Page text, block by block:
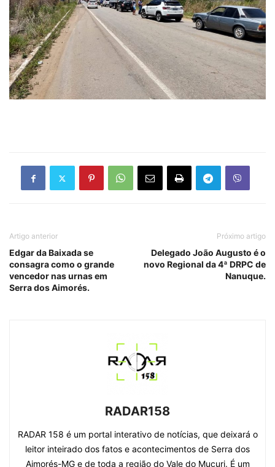
Artigo anterior
Edgar da Baixada se
consagra como o grande
vencedor nas urnas em
Serra dos Aimorés.
Próximo artigo
Delegado João Augusto é o
novo Regional da 4ª DRPC de
Nanuque.
RADAR158
RADAR 158 é um portal interativo de notícias, que deixará o
leitor inteirado dos fatos e acontecimentos de Serra dos
Aimorés-MG e de toda a região do Vale do Mucuri. É um